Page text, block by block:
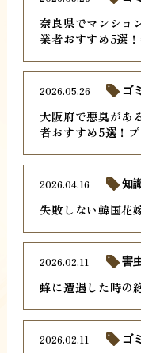
奈良県でマンショ
業者おすすめ5選
大阪府で悪臭があ
者おすすめ5選！
2026.05.26 ゴ
失敗しない韓国花
2026.04.16 知
蜂に遭遇した時の
2026.02.11 害
2026.02.11 ゴ